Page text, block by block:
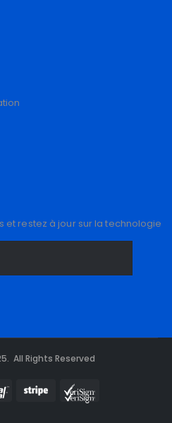
et restez à jour sur la technologie
All Rights Reserved